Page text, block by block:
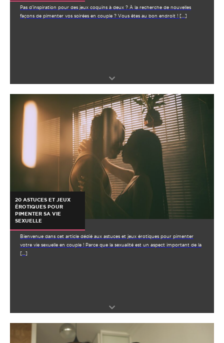
Pas d’inspiration pour des jeux coquins à deux ? À la recherche de nouvelles
façons de pimenter vos soirées en couple ? Vous êtes au bon endroit ! […]
20 ASTUCES ET JEUX
ÉROTIQUES POUR
PIMENTER SA VIE
SEXUELLE
Bienvenue dans cet article dédié aux astuces et jeux érotiques pour pimenter
votre vie sexuelle en couple ! Parce que la sexualité est un aspect important de la
[…]